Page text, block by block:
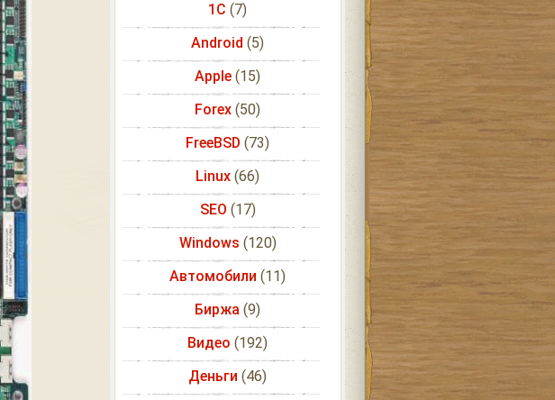
1С (7)
Android (5)
Apple (15)
Forex (50)
FreeBSD (73)
Linux (66)
SEO (17)
Windows (120)
Автомобили (11)
Биржа (9)
Видео (192)
Деньги (46)